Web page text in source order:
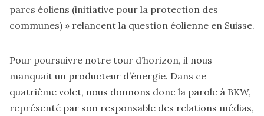
parcs éoliens (initiative pour la protection des
communes) » relancent la question éolienne en Suisse.
Pour poursuivre notre tour d’horizon, il nous
manquait un producteur d’énergie. Dans ce
quatrième volet, nous donnons donc la parole à BKW,
représenté par son responsable des relations médias,